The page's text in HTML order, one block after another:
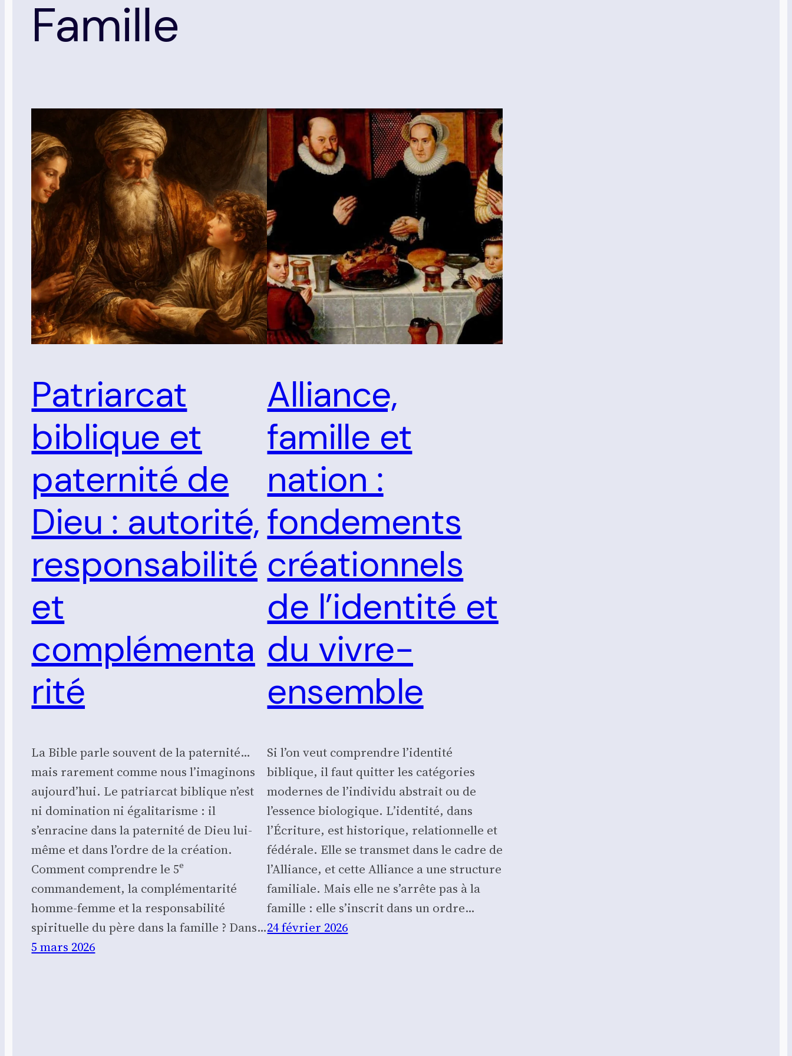
Famille
Patriarcat
biblique et
paternité de
Dieu : autorité,
responsabilité
et
complémenta
rité
La Bible parle souvent de la paternité…
mais rarement comme nous l’imaginons
aujourd’hui. Le patriarcat biblique n’est
ni domination ni égalitarisme : il
s’enracine dans la paternité de Dieu lui-
même et dans l’ordre de la création.
Comment comprendre le 5ᵉ
commandement, la complémentarité
homme-femme et la responsabilité
spirituelle du père dans la famille ? Dans…
5 mars 2026
Alliance,
famille et
nation :
fondements
créationnels
de l’identité et
du vivre-
ensemble
Si l’on veut com­prendre l’identité
biblique, il faut quit­ter les caté­go­ries
modernes de l’individu abs­trait ou de
l’essence bio­lo­gique. L’identité, dans
l’Écriture, est his­to­rique, rela­tion­nelle et
fédé­rale. Elle se trans­met dans le cadre de
l’Alliance, et cette Alliance a une struc­ture
fami­liale. Mais elle ne s’arrête pas à la
famille : elle s’inscrit dans un ordre…
24 février 2026